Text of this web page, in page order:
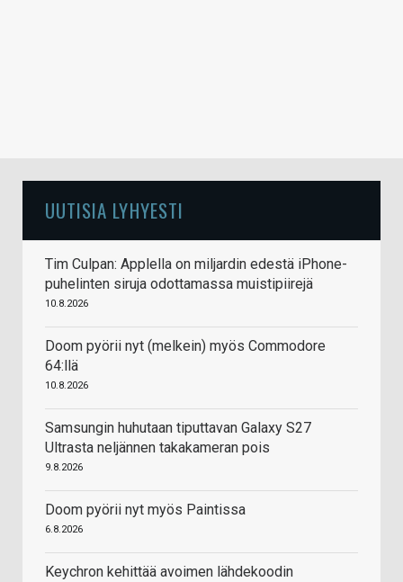
UUTISIA LYHYESTI
Tim Culpan: Applella on miljardin edestä iPhone-
puhelinten siruja odottamassa muistipiirejä
10.8.2026
Doom pyörii nyt (melkein) myös Commodore
64:llä
10.8.2026
Samsungin huhutaan tiputtavan Galaxy S27
Ultrasta neljännen takakameran pois
9.8.2026
Doom pyörii nyt myös Paintissa
6.8.2026
Keychron kehittää avoimen lähdekoodin